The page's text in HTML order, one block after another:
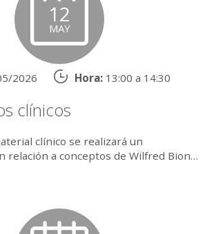
12
MAY
2026 Hora: 13:00 a 14:30
clínicos
clínico se realizará un
relación a conceptos de Wilfred Bion